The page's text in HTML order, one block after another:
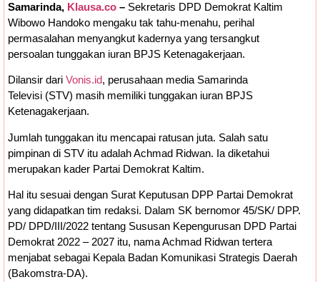
Samarinda, Klausa.co – Sekretaris DPD Demokrat Kaltim
Wibowo Handoko mengaku tak tahu-menahu, perihal
permasalahan menyangkut kadernya yang tersangkut
persoalan tunggakan iuran BPJS Ketenagakerjaan.
Dilansir dari Vonis.id, perusahaan media Samarinda
Televisi (STV) masih memiliki tunggakan iuran BPJS
Ketenagakerjaan.
Jumlah tunggakan itu mencapai ratusan juta. Salah satu
pimpinan di STV itu adalah Achmad Ridwan. Ia diketahui
merupakan kader Partai Demokrat Kaltim.
Hal itu sesuai dengan Surat Keputusan DPP Partai Demokrat
yang didapatkan tim redaksi. Dalam SK bernomor 45/SK/ DPP.
PD/ DPD/III/2022 tentang Sususan Kepengurusan DPD Partai
Demokrat 2022 – 2027 itu, nama Achmad Ridwan tertera
menjabat sebagai Kepala Badan Komunikasi Strategis Daerah
(Bakomstra-DA).